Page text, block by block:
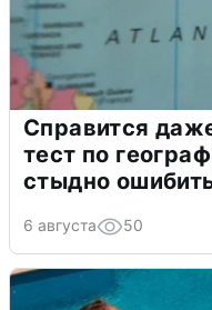
Справится
тест по
стыдно
6 августа 50